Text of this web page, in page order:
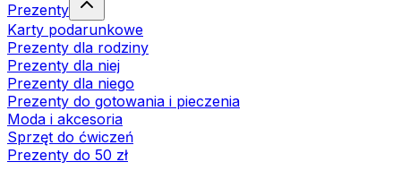
Prezenty
Karty podarunkowe
Prezenty dla rodziny
Prezenty dla niej
Prezenty dla niego
Prezenty do gotowania i pieczenia
Moda i akcesoria
Sprzęt do ćwiczeń
Prezenty do 50 zł